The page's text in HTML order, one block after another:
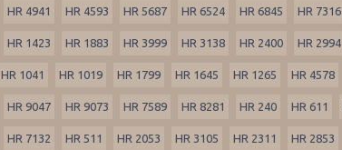
HR 4941 HR 4593 HR 5687 HR 6524 HR 6845 HR 7316
HR 1423 HR 1883 HR 3999 HR 3138 HR 2400 HR 2994
HR 1041 HR 1019 HR 1799 HR 1645 HR 1265 HR 4578
HR 9047 HR 9073 HR 7589 HR 8281 HR 240 HR 611
HR 7132 HR 511 HR 2053 HR 3105 HR 2311 HR 2853